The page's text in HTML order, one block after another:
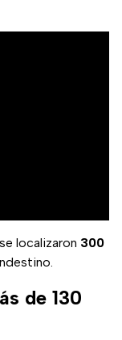
localizaron 300
de 130